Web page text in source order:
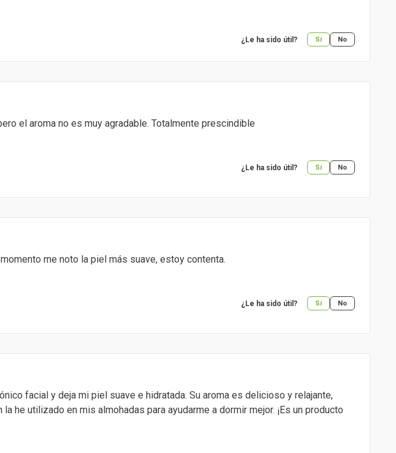
¿Le ha sido útil? Sí No
el aroma no es muy agradable. Totalmente prescindible
¿Le ha sido útil? Sí No
me noto la piel más suave, estoy contenta.
¿Le ha sido útil? Sí No
facial y deja mi piel suave e hidratada. Su aroma es delicioso y relajante,
he utilizado en mis almohadas para ayudarme a dormir mejor. ¡Es un producto